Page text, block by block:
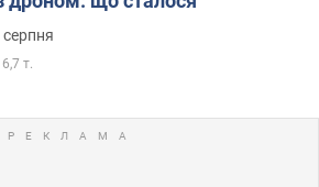
серпня
6,7 т.